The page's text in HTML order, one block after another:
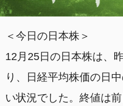
＜今日の日本株＞
12月25日の日本株は、
り、日経平均株価の日
い状況でした。終値は